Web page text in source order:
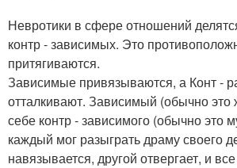
Невротики в сфере отношений
контр - зависимых. Это
притягиваются.
Зависимые привязываются, а Конт -
отталкивают. Зависимый (обычно
себе контр - зависимого (обычно это
каждый мог разыграть драму своего
навязывается, другой отвергает, и